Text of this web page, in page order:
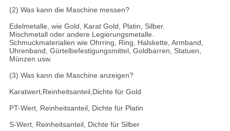
(2) Was kann die Maschine messen?
Edelmetalle, wie Gold, Karat Gold, Platin, Silber.
Mischmetall oder andere Legierungsmetalle.
Schmuckmaterialien wie Ohrring, Ring, Halskette, Armband,
Uhrenband, Gürtelbefestigungsmittel, Goldbarren, Statuen,
Münzen usw.
(3) Was kann die Maschine anzeigen?
Karatwert,Reinheitsanteil,Dichte für Gold
PT-Wert, Reinheitsanteil, Dichte für Platin
S-Wert, Reinheitsanteil, Dichte für Silber